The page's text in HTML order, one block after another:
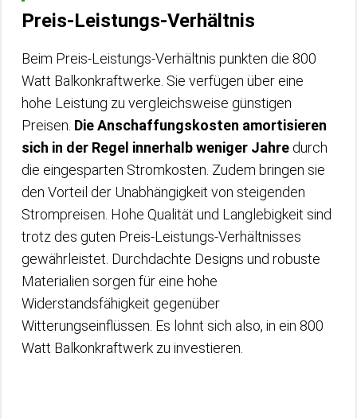
Preis-Leistungs-Verhältnis
Beim Preis-Leistungs-Verhältnis punkten die 800
Watt Balkonkraftwerke. Sie verfügen über eine
hohe Leistung zu vergleichsweise günstigen
Preisen. Die Anschaffungskosten amortisieren
sich in der Regel innerhalb weniger Jahre durch
die eingesparten Stromkosten. Zudem bringen sie
den Vorteil der Unabhängigkeit von steigenden
Strompreisen. Hohe Qualität und Langlebigkeit sind
trotz des guten Preis-Leistungs-Verhältnisses
gewährleistet. Durchdachte Designs und robuste
Materialien sorgen für eine hohe
Widerstandsfähigkeit gegenüber
Witterungseinflüssen. Es lohnt sich also, in ein 800
Watt Balkonkraftwerk zu investieren.